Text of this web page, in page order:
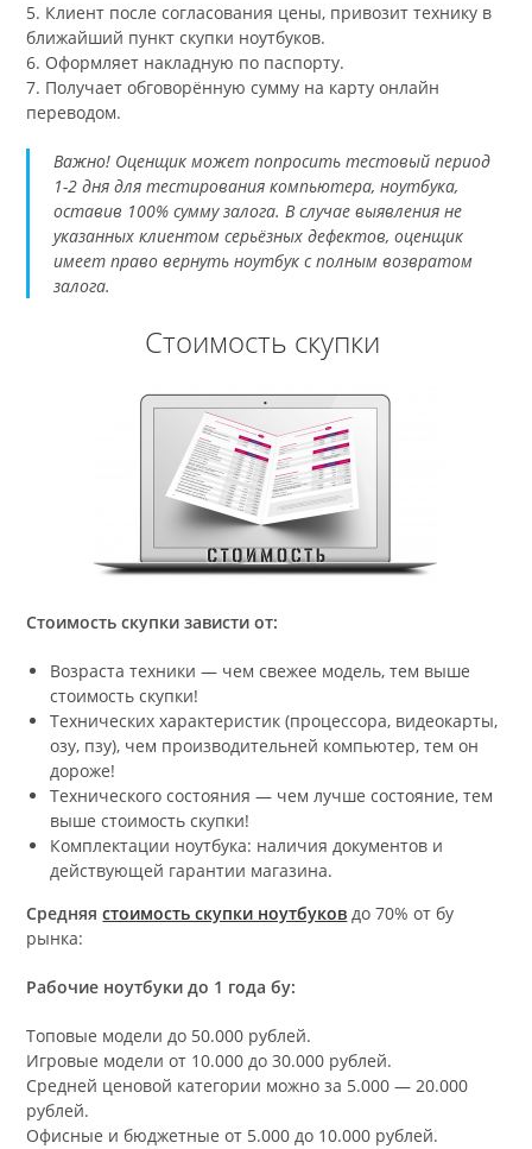
5. Клиент после согласования цены, привозит технику в
ближайший пункт скупки ноутбуков.
6. Оформляет накладную по паспорту.
7. Получает обговорённую сумму на карту онлайн
переводом.
Важно! Оценщик может попросить тестовый период
1-2 дня для тестирования компьютера, ноутбука,
оставив 100% сумму залога. В случае выявления не
указанных клиентом серьёзных дефектов, оценщик
имеет право вернуть ноутбук с полным возвратом
залога.
Стоимость скупки
Стоимость скупки зависти от:
Возраста техники — чем свежее модель, тем выше
стоимость скупки!
Технических характеристик (процессора, видеокарты,
озу, пзу), чем производительней компьютер, тем он
дороже!
Технического состояния — чем лучше состояние, тем
выше стоимость скупки!
Комплектации ноутбука: наличия документов и
действующей гарантии магазина.
Средняястоимость скупки ноутбуков до 70% от бу
рынка:
Рабочие ноутбуки до 1 года бу:
Топовые модели до 50.000 рублей.
Игровые модели от 10.000 до 30.000 рублей.
Средней ценовой категории можно за 5.000 — 20.000
рублей.
Офисные и бюджетные от 5.000 до 10.000 рублей.